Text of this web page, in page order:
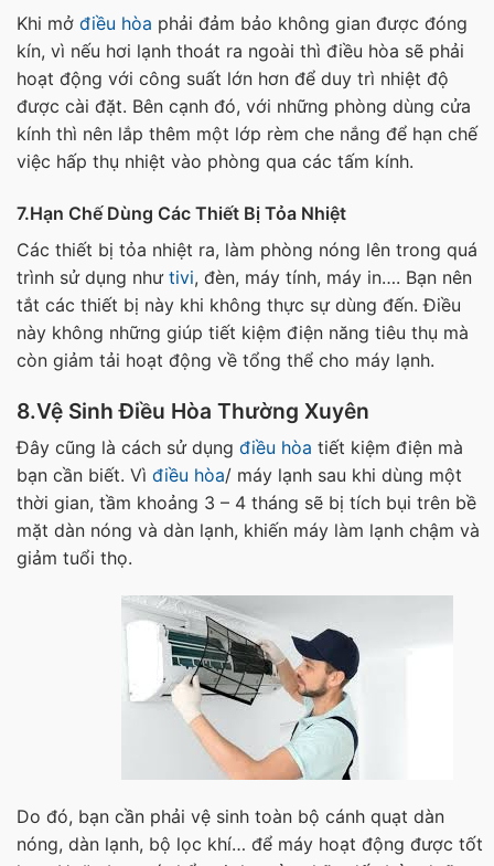
Khi mở điều hòa phải đảm bảo không gian được đóng
kín, vì nếu hơi lạnh thoát ra ngoài thì điều hòa sẽ phải
hoạt động với công suất lớn hơn để duy trì nhiệt độ
được cài đặt. Bên cạnh đó, với những phòng dùng cửa
kính thì nên lắp thêm một lớp rèm che nắng để hạn chế
việc hấp thụ nhiệt vào phòng qua các tấm kính.
7.Hạn Chế Dùng Các Thiết Bị Tỏa Nhiệt
Các thiết bị tỏa nhiệt ra, làm phòng nóng lên trong quá
trình sử dụng nhưtivi, đèn, máy tính, máy in…. Bạn nên
tắt các thiết bị này khi không thực sự dùng đến. Điều
này không những giúp tiết kiệm điện năng tiêu thụ mà
còn giảm tải hoạt động về tổng thể cho máy lạnh.
8.Vệ Sinh Điều Hòa Thường Xuyên
Đây cũng là cách sử dụng điều hòa tiết kiệm điện mà
bạn cần biết. Vì điều hòa/ máy lạnh sau khi dùng một
thời gian, tầm khoảng 3 – 4 tháng sẽ bị tích bụi trên bề
mặt dàn nóng và dàn lạnh, khiến máy làm lạnh chậm và
giảm tuổi thọ.
Do đó, bạn cần phải vệ sinh toàn bộ cánh quạt dàn
nóng, dàn lạnh, bộ lọc khí… để máy hoạt động được tốt